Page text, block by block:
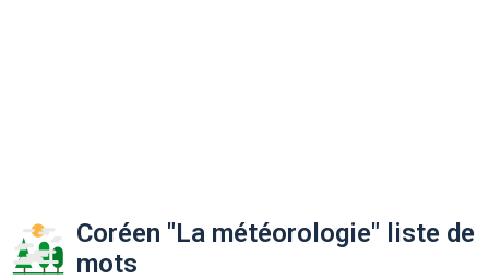
Coréen "La météorologie" liste de
mots